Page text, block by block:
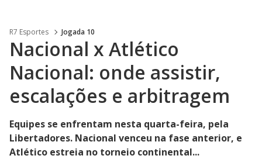
R7 Esportes Jogada 10
Nacional x Atlético
Nacional: onde assistir,
escalações e arbitragem
Equipes se enfrentam nesta quarta-feira, pela
Libertadores. Nacional venceu na fase anterior, e
Atlético estreia no torneio continental...